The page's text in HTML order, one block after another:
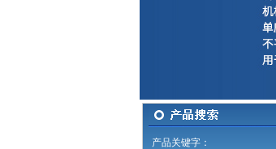
产品关键字：